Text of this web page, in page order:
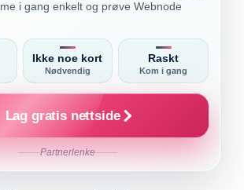
i gang enkelt og prøve Webnode
Ikke noe kort
Nødvendig
Raskt
Kom i gang
Lag gratis nettside
Partnerlenke